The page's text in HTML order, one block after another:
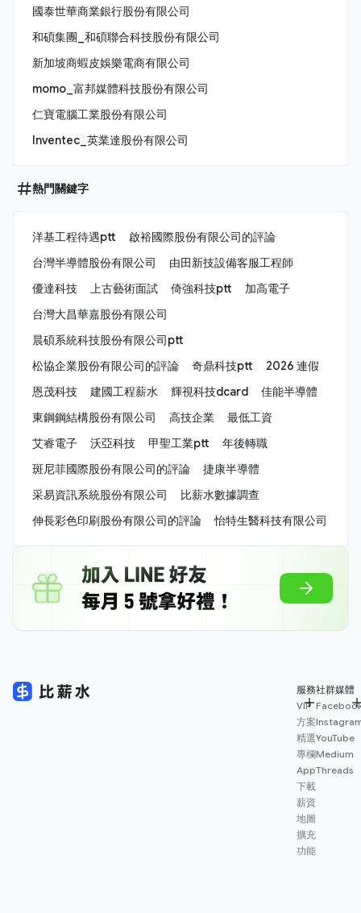
國泰世華商業銀行股份有限公司
和碩集團_和碩聯合科技股份有限公司
新加坡商蝦皮娛樂電商有限公司
momo_富邦媒體科技股份有限公司
仁寶電腦工業股份有限公司
Inventec_英業達股份有限公司
熱門關鍵字
洋基工程待遇ptt
啟裕國際股份有限公司的評論
台灣半導體股份有限公司
由田新技設備客服工程師
優達科技
上古藝術面試 倚強科技ptt
加高電子
台灣大昌華嘉股份有限公司
晨碩系統科技股份有限公司ptt
松協企業股份有限公司的評論
奇鼎科技ptt
2026 連假
恩茂科技
建國工程薪水 輝視科技dcard
佳能半導體
東鋼鋼結構股份有限公司
高技企業
最低工資
艾睿電子
沃亞科技 甲聖工業ptt
年後轉職
斑尼菲國際股份有限公司的評論
捷康半導體
采易資訊系統股份有限公司
比薪水數據調查
伸長彩色印刷股份有限公司的評論
怡特生醫科技有限公司
服務
VIP
方案
精選
專欄
App
下載
薪資
地圖
擴充
功能
社群媒體
YouTube
Medium
Threads